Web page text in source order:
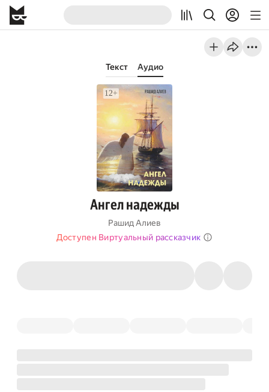
Текст Аудио
Ангел надежды
Рашид Алиев
Доступен Виртуальный рассказчик